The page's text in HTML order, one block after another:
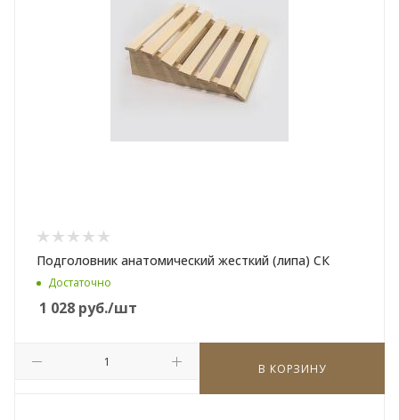
Подголовник анатомический жесткий (липа) СК
Достаточно
1 028 руб./шт
В КОРЗИНУ